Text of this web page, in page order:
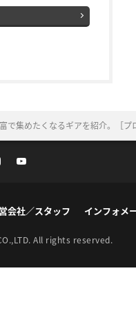
集めたくなるギアを紹介。［プ
会社／スタッフ インフォメ
All rights reserved.